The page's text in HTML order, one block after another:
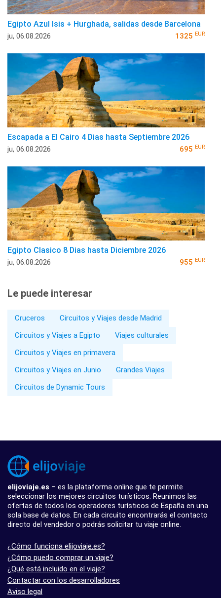
Egipto Azul Isis + Hurghada, salidas desde Barcelona
ju, 06.08.2026 1325 EUR
Escapada a El Cairo 4 Dias hasta Septiembre 2026
ju, 06.08.2026 695 EUR
Egipto Clasico 8 Dias hasta Diciembre 2026
ju, 06.08.2026 955 EUR
Le puede interesar
Cruceros
Circuitos y Viajes desde Madrid
Circuitos y Viajes a Egipto
Viajes culturales
Circuitos y Viajes en primavera
Circuitos y Viajes en Junio
Grandes Viajes
Circuitos de Dynamic Tours
elijoviaje.es – es la plataforma online que te permite
seleccionar los mejores circuitos turísticos. Reunimos las
ofertas de todos los operadores turísticos de España en una
sola base de datos. En cada circuito encontrarás el contacto
directo del vendedor o podrás solicitar tu viaje online.
¿Cómo funciona elijoviaje.es?
¿Cómo puedo comprar un viaje?
¿Qué está incluido en el viaje?
Contactar con los desarrolladores
Aviso legal